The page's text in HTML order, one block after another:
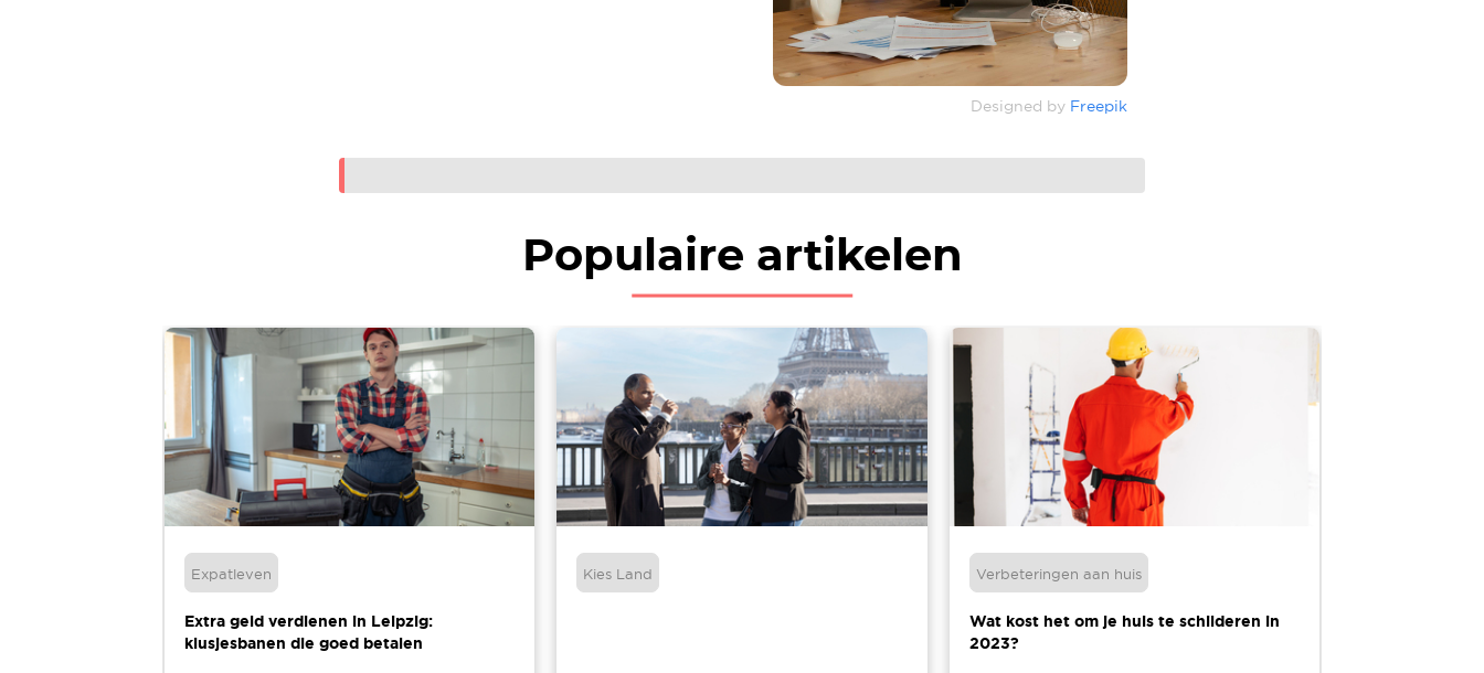
Designed by Freepik
Populaire artikelen
Expatleven
Extra geld verdienen in Leipzig:
klusjesbanen die goed betalen
Kies Land Verbeteringen aan huis
Wat kost het om je huis te schilderen in
2023?